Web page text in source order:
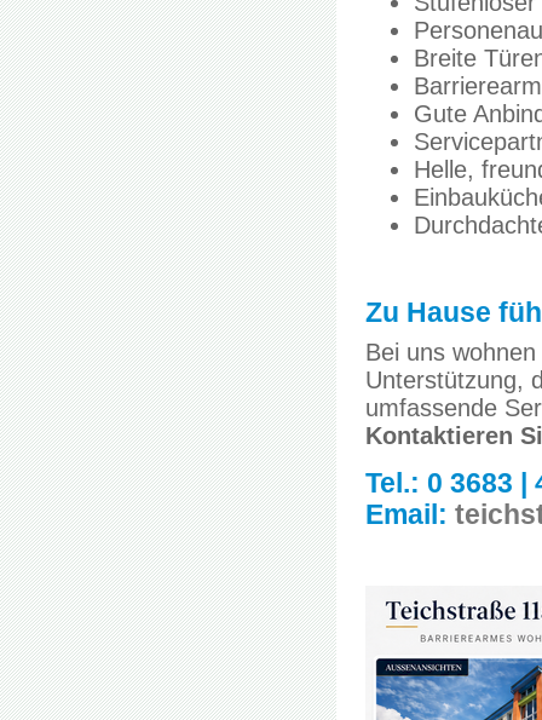
Breite
Gute
Helle,
Zu Hause
Bei uns
Unterstützung,
umfassende
Kontaktieren
Tel.: 0 3683 |
Email: